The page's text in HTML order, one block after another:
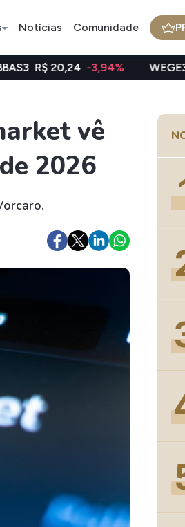
Notícias Comunidade
Criptomoedas
Bitcoin
Ethereum
Cardano
-3,94% WEGE3 R$ 48,01
vê
2026